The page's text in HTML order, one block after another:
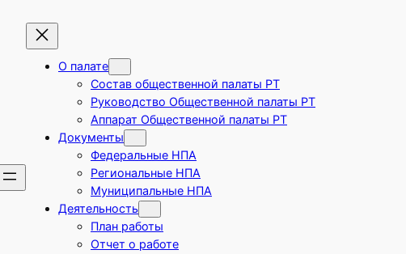
О палате
Состав общественной палаты РТ
Руководство Общественной палаты РТ
Аппарат Общественной палаты РТ
Документы
Федеральные НПА
Региональные НПА
Муниципальные НПА
Деятельность
План работы
Отчет о работе